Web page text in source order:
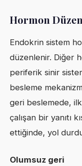
Hormon
Endokrin sistem
düzenlenir. Diğer
periferik sinir
besleme
geri beslemede, ilk
çalışan bir yanıtı
ettiğinde, yol
Olumsuz geri